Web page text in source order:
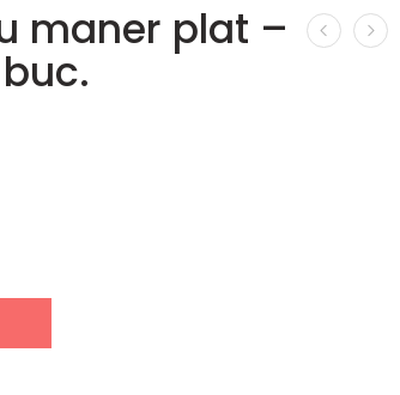
maner plat –